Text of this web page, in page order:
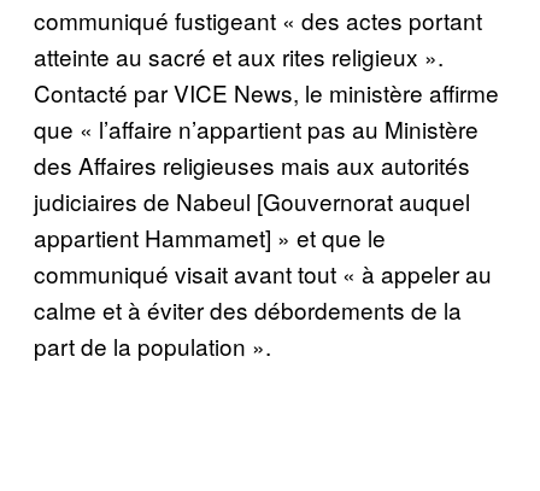
communiqué fustigeant « des actes portant
atteinte au sacré et aux rites religieux ».
Contacté par VICE News, le ministère affirme
que « l’affaire n’appartient pas au Ministère
des Affaires religieuses mais aux autorités
judiciaires de Nabeul [Gouvernorat auquel
appartient Hammamet] » et que le
communiqué visait avant tout « à appeler au
calme et à éviter des débordements de la
part de la population ».